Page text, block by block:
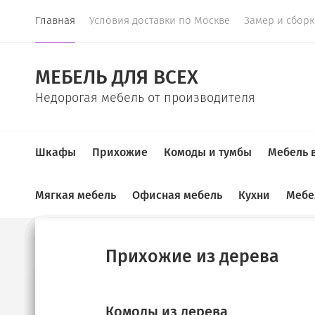
Главная Условия доставки по Москве Замер и
МЕБЕЛЬ ДЛЯ ВСЕХ
Недорогая мебель от производителя
Шкафы
Купе
Прихожие
Прихожие
Угловые прихожие
Комоды и тумбы
Комоды
Тумбы под ТВ
Мебель
ТВ-тумбы
Шкафы для книг
Спальные гарнитуры
Детские
Диваны в детскую
Мягкая мебель
Детские диваны
Угловые диваны
Офисная мебель
Шкафы для документов
Кухни
Кухонные гарнитуры
Диваны на кухню
Прихожие из дерева
Комоды из дерева